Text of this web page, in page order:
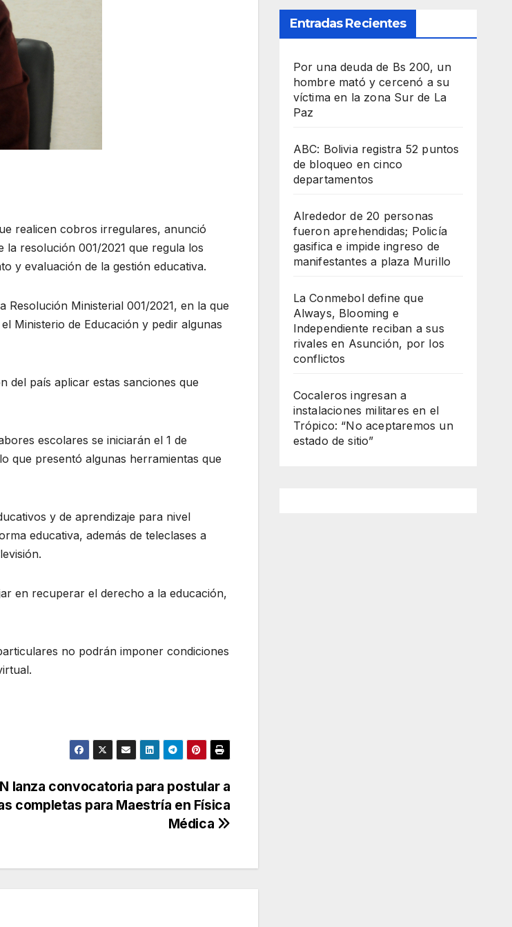
realicen cobros irregulares, anunció
la resolución 001/2021 que regula los
y evaluación de la gestión educativa.
Resolución Ministerial 001/2021, en la que
Ministerio de Educación y pedir algunas
del país aplicar estas sanciones que
escolares se iniciarán el 1 de
que presentó algunas herramientas que
y de aprendizaje para nivel
educativa, además de teleclases a
en recuperar el derecho a la educación,
no podrán imponer condiciones
lanza convocatoria para postular a
completas para Maestría en Física
Médica
Entradas Recientes
Por una deuda de Bs 200, un
hombre mató y cercenó a su
víctima en la zona Sur de La
Paz
ABC: Bolivia registra 52 puntos
de bloqueo en cinco
departamentos
Alrededor de 20 personas
fueron aprehendidas; Policía
gasifica e impide ingreso de
manifestantes a plaza Murillo
La Conmebol define que
Always, Blooming e
Independiente reciban a sus
rivales en Asunción, por los
conflictos
Cocaleros ingresan a
instalaciones militares en el
Trópico: “No aceptaremos un
estado de sitio”